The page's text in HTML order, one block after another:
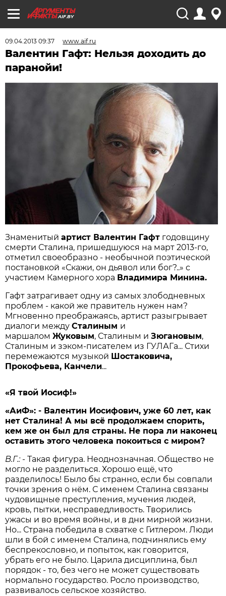
AIF.BY
09.04.2013 09:37 www.aif.ru
Валентин Гафт: Нельзя доходить до
паранойи!
Знаменитыйартист Валентин Гафт годовщину
смерти Сталина, пришедшуюся на март 2013-го,
отметил своеобразно - необычной поэтической
постановкой «Скажи, он дьявол или бог?..» с
участием Камерного хора Владимира Минина.
Гафт затрагивает одну из самых злободневных
проблем - какой же правитель нужен нам?
Мгновенно преображаясь, артист разыгрывает
диалоги междуСталиным и
маршаломЖуковым, Сталиным иЗюгановым,
Сталиным и зэком-писателем из ГУЛАГа... Стихи
перемежаются музыкой Шостаковича,
Прокофьева, Канчели...
«Я твой Иосиф!»
«АиФ»: - Валентин Иосифович, уже 60 лет, как
нет Сталина! А мы всё продолжаем спорить,
кем же он был для страны. Не пора ли наконец
оставить этого человека покоиться с миром?
В.Г.: - Такая фигура. Неоднозначная. Общество не
могло не разделиться. Хорошо ещё, что
разделилось! Было бы странно, если бы совпали
точки зрения о нём. С именем Сталина связаны
чудовищные преступления, мучения людей,
кровь, пытки, несправедливость. Творились
ужасы и во время войны, и в дни мирной жизни.
Но... Страна победила в схватке с Гитлером. Люди
шли в бой с именем Сталина, подчинялись ему
беспрекословно, и попыток, как говорится,
убрать его не было. Царила дисциплина, был
порядок - то, без чего не может существовать
нормально государство. Росло производство,
развивалось сельское хозяйство.